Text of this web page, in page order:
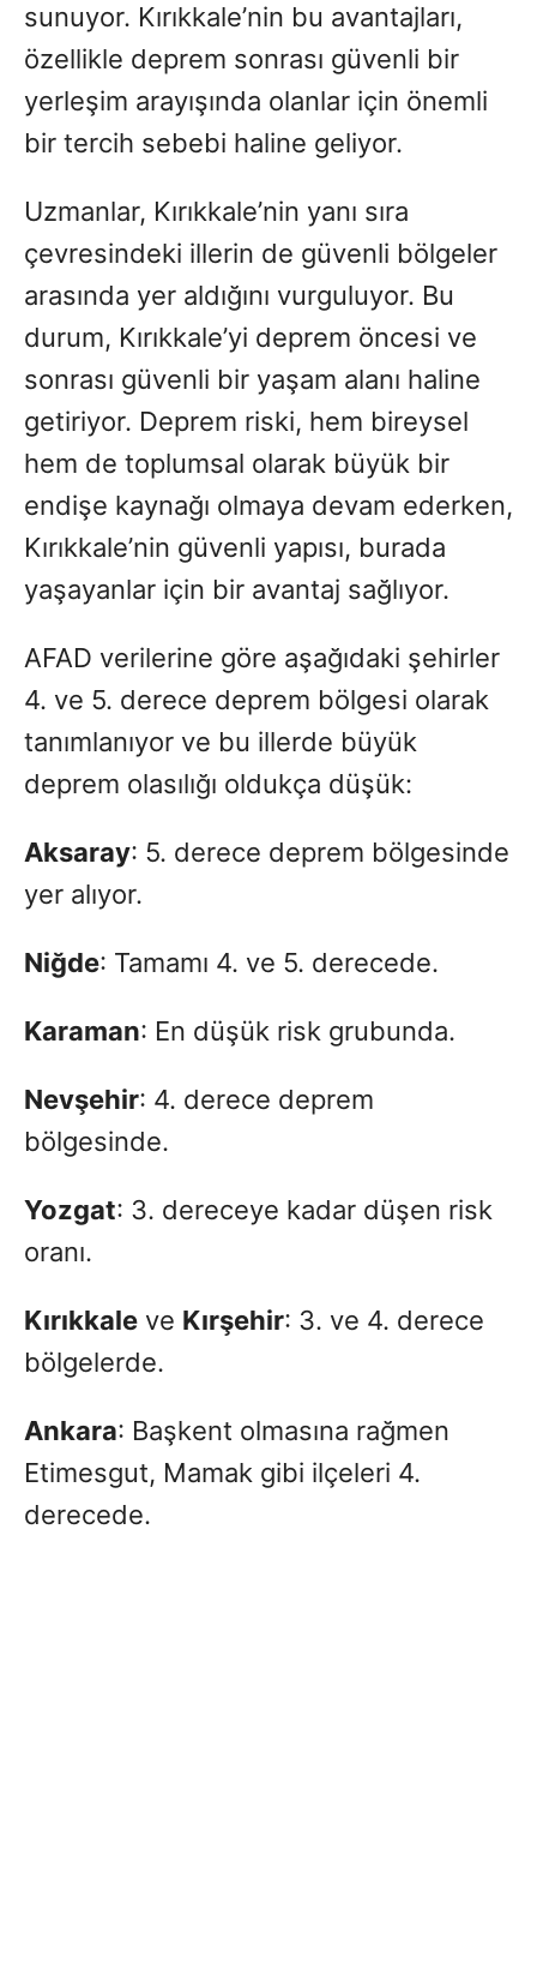
sunuyor. Kırıkkale’nin bu avantajları,
özellikle deprem sonrası güvenli bir
yerleşim arayışında olanlar için önemli
bir tercih sebebi haline geliyor.
Uzmanlar, Kırıkkale’nin yanı sıra
çevresindeki illerin de güvenli bölgeler
arasında yer aldığını vurguluyor. Bu
durum, Kırıkkale’yi deprem öncesi ve
sonrası güvenli bir yaşam alanı haline
getiriyor. Deprem riski, hem bireysel
hem de toplumsal olarak büyük bir
endişe kaynağı olmaya devam ederken,
Kırıkkale’nin güvenli yapısı, burada
yaşayanlar için bir avantaj sağlıyor.
AFAD verilerine göre aşağıdaki şehirler
4. ve 5. derece deprem bölgesi olarak
tanımlanıyor ve bu illerde büyük
deprem olasılığı oldukça düşük:
Aksaray: 5. derece deprem bölgesinde
yer alıyor.
Niğde: Tamamı 4. ve 5. derecede.
Karaman: En düşük risk grubunda.
Nevşehir: 4. derece deprem
bölgesinde.
Yozgat: 3. dereceye kadar düşen risk
oranı.
Kırıkkale ve Kırşehir: 3. ve 4. derece
bölgelerde.
Ankara: Başkent olmasına rağmen
Etimesgut, Mamak gibi ilçeleri 4.
derecede.